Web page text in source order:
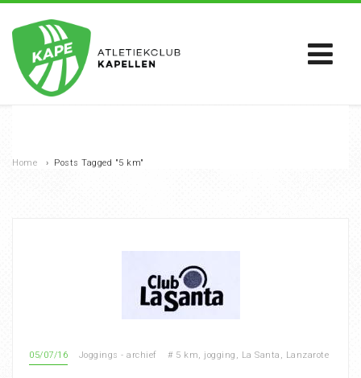
Home › Posts Tagged "5 km"
05/07/16 Joggings - archief # 5 km, jogging , La Santa , Lanzarote